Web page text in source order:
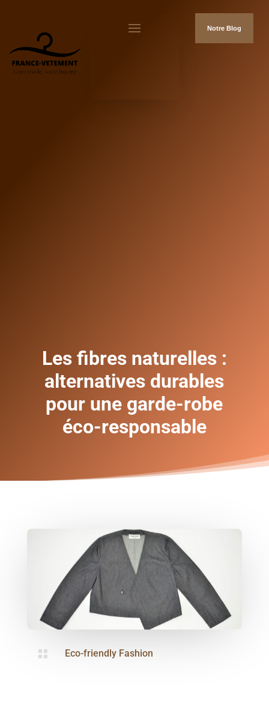
Notre Blog
Les fibres naturelles :
alternatives durables
pour une garde-robe
éco-responsable
 Eco-friendly Fashion